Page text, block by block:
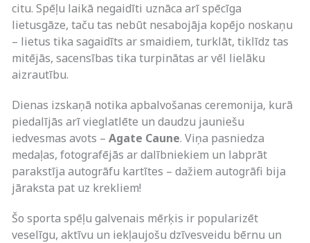
citu. Spēļu laikā negaidīti uznāca arī spēcīga
lietusgāze, taču tas nebūt nesabojāja kopējo noskaņu
– lietus tika sagaidīts ar smaidiem, turklāt, tiklīdz tas
mitējās, sacensības tika turpinātas ar vēl lielāku
aizrautību.
Dienas izskaņā notika apbalvošanas ceremonija, kurā
piedalījās arī vieglatlēte un daudzu jauniešu
iedvesmas avots – Agate Caune. Viņa pasniedza
medaļas, fotografējās ar dalībniekiem un labprāt
parakstīja autogrāfu kartītes – dažiem autogrāfi bija
jāraksta pat uz krekliem!
Šo sporta spēļu galvenais mērķis ir popularizēt
veselīgu, aktīvu un iekļaujošu dzīvesveidu bērnu un